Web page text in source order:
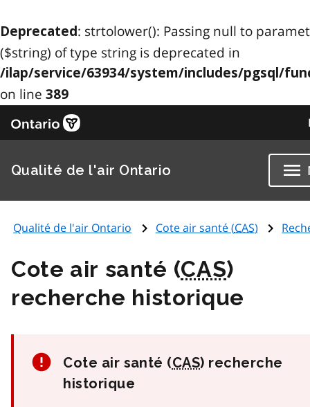
Deprecated: strtolower(): Passing null to
($string) of type string is deprecated in
/ilap/service/63934/system/includes/pgsql/
on line 389
Qualité de l'air Ontario
Qualité de l'air Ontario Cote air santé (CAS)
Cote air santé (CAS)
recherche historique
Cote air santé (CAS) recherche
historique